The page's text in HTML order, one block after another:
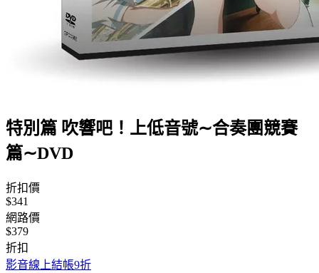
特別篇 吹響吧！上低音號∼合奏團競賽
篇∼DVD
折扣價
$341
網路價
$379
折扣
影音線上結帳9折